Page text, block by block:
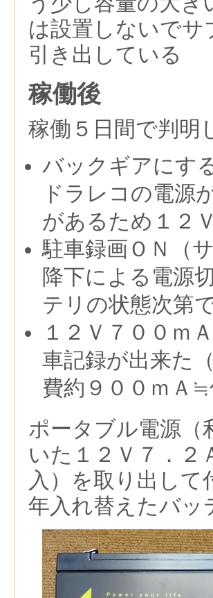
は設置しないで
引き出している
稼働後
稼働５日間で判明
バックギアにす
ドラレコの電源
があるため１２
駐車録画ＯＮ（
降下による電源
テリの状態次第
１２Ｖ７００ｍ
車記録が出来た
費約９００ｍＡ
ポータブル電源（
いた１２Ｖ７．２
入）を取り出して
年入れ替えたバッ